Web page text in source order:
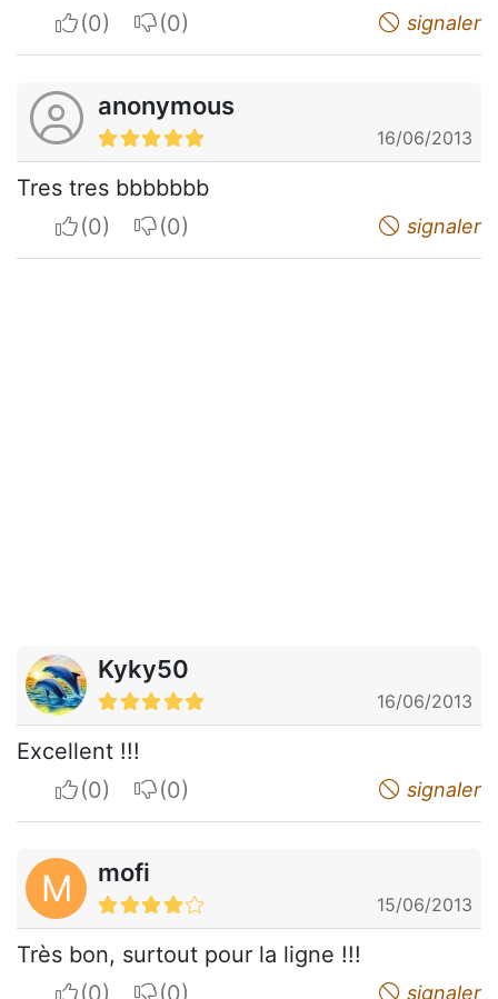
I apreciateI do not appreciate signaler
anonymous
16/06/2013
Tres tres bbbbbbb
I apreciateI do not appreciate signaler
Kyky50
16/06/2013
Excellent !!!
I apreciateI do not appreciate signaler
M mofi
15/06/2013
Très bon, surtout pour la ligne !!!
I apreciateI do not appreciate signaler